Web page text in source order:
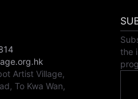
Artist Village,
To Kwa Wan,
the